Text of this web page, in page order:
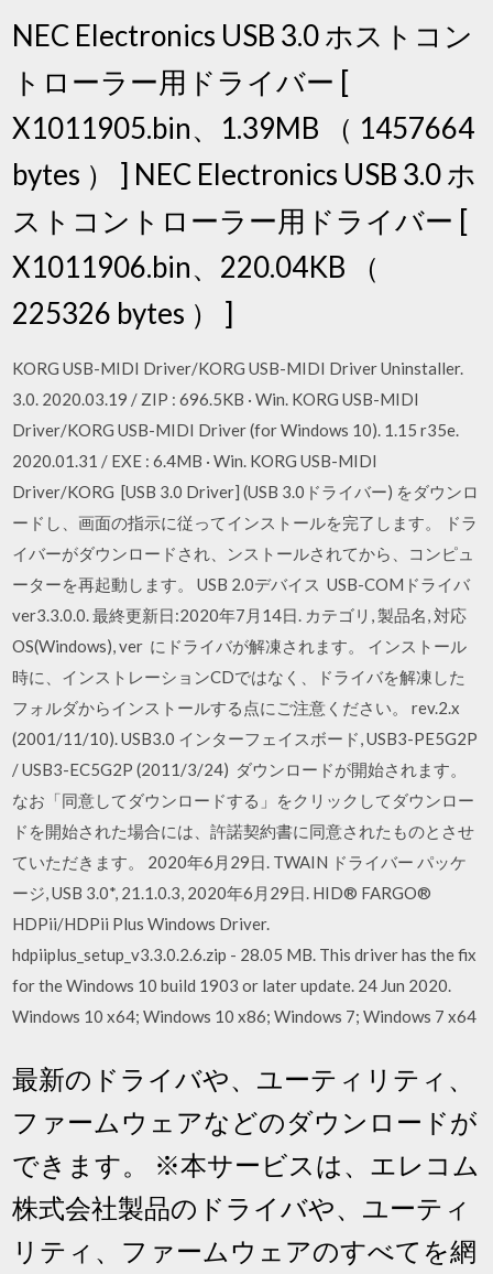
NEC Electronics USB 3.0 ホストコン
トローラー用ドライバー [
X1011905.bin、1.39MB （ 1457664
bytes ） ] NEC Electronics USB 3.0 ホ
ストコントローラー用ドライバー [
X1011906.bin、220.04KB （
225326 bytes ） ]
KORG USB-MIDI Driver/KORG USB-MIDI Driver Uninstaller.
3.0. 2020.03.19 / ZIP : 696.5KB · Win. KORG USB-MIDI
Driver/KORG USB-MIDI Driver (for Windows 10). 1.15 r35e.
2020.01.31 / EXE : 6.4MB · Win. KORG USB-MIDI
Driver/KORG [USB 3.0 Driver] (USB 3.0ドライバー) をダウンロ
ードし、画面の指示に従ってインストールを完了します。 ドラ
イバーがダウンロードされ、ンストールされてから、コンピュ
ーターを再起動します。 USB 2.0デバイス USB-COMドライバ
ver3.3.0.0. 最終更新日:2020年7月14日. カテゴリ, 製品名, 対応
OS(Windows), ver にドライバが解凍されます。 インストール
時に、インストレーションCDではなく、ドライバを解凍した
フォルダからインストールする点にご注意ください。 rev.2.x
(2001/11/10). USB3.0 インターフェイスボード, USB3-PE5G2P
/ USB3-EC5G2P (2011/3/24) ダウンロードが開始されます。
なお「同意してダウンロードする」をクリックしてダウンロー
ドを開始された場合には、許諾契約書に同意されたものとさせ
ていただきます。 2020年6月29日. TWAIN ドライバー パッケ
ージ, USB 3.0*, 21.1.0.3, 2020年6月29日. HID® FARGO®
HDPii/HDPii Plus Windows Driver.
hdpiiplus_setup_v3.3.0.2.6.zip - 28.05 MB. This driver has the fix
for the Windows 10 build 1903 or later update. 24 Jun 2020.
Windows 10 x64; Windows 10 x86; Windows 7; Windows 7 x64
最新のドライバや、ユーティリティ、
ファームウェアなどのダウンロードが
できます。 ※本サービスは、エレコム
株式会社製品のドライバや、ユーティ
リティ、ファームウェアのすべてを網